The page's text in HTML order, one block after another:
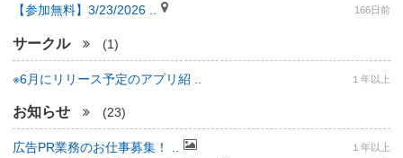
【参加無料】3/23/2026 .. 166日前
サークル (1)
※6月にリリース予定のアプリ紹 .. １年以上
お知らせ (23)
広告PR業務のお仕事募集！ .. １年以上